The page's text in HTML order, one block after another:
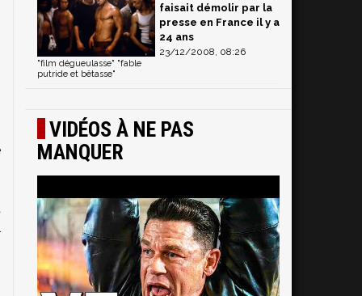
faisait démolir par la
presse en France il y a
24 ans
23/12/2008, 08:26
"film dégueulasse" "fable
putride et bêtasse"
VIDÉOS À NE PAS
MANQUER